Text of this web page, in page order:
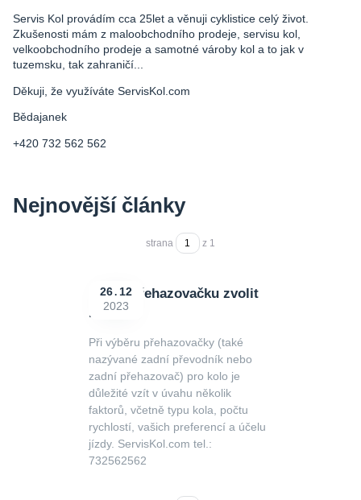
Servis Kol provádím cca 25let a věnuji cyklistice celý život.
Zkušenosti mám z maloobchodního prodeje, servisu kol,
velkoobchodního prodeje a samotné vároby kol a to jak v
tuzemsku, tak zahraničí...
Děkuji, že využíváte ServisKol.com
Bědajanek
+420 732 562 562
Nejnovější články
strana z 1
Jakou přehazovačku zvolit
na kolo?
26
12
2023
Při výběru přehazovačky (také
nazývané zadní převodník nebo
zadní přehazovač) pro kolo je
důležité vzít v úvahu několik
faktorů, včetně typu kola, počtu
rychlostí, vašich preferencí a účelu
jízdy. ServisKol.com tel.:
732562562